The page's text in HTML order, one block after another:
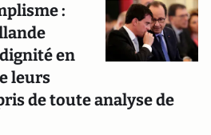
:
en
leurs
de toute analyse de